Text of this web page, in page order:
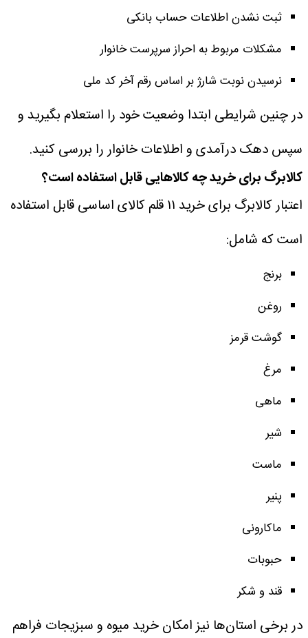
ثبت نشدن اطلاعات حساب بانکی
مشکلات مربوط به احراز سرپرست خانوار
نرسیدن نوبت شارژ بر اساس رقم آخر کد ملی
در چنین شرایطی ابتدا وضعیت خود را استعلام بگیرید و
سپس دهک درآمدی و اطلاعات خانوار را بررسی کنید.
کالابرگ برای خرید چه کالاهایی قابل استفاده است؟
اعتبار کالابرگ برای خرید ۱۱ قلم کالای اساسی قابل استفاده
است که شامل:
برنج
روغن
گوشت قرمز
مرغ
ماهی
شیر
ماست
پنیر
ماکارونی
حبوبات
قند و شکر
در برخی استان‌ها نیز امکان خرید میوه و سبزیجات فراهم